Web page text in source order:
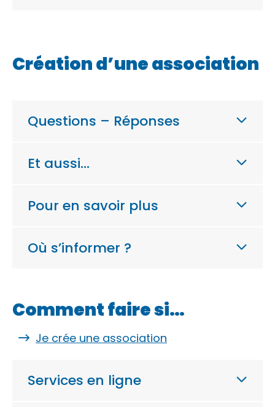
Création d’une association
Questions – Réponses
Et aussi…
Pour en savoir plus
Où s’informer ?
Comment faire si…
Je crée une association
Services en ligne